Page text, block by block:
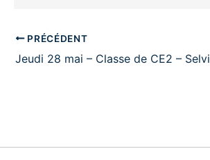
PRÉCÉDENT
Jeudi 28 mai – Classe de CE2 – Selvi